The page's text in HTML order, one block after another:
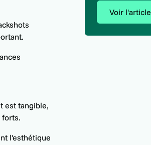
est tangible,
forts.
l'esthétique
Voir l'article